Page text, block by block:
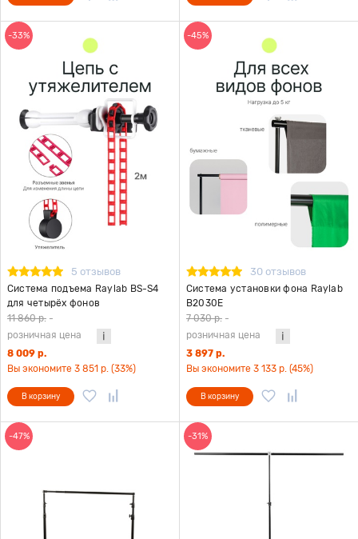
-33%
5 отзывов
Система подъема Raylab BS-S4
для четырёх фонов
11 860 р. -
розничная цена
8 009 р.
Вы экономите 3 851 р. (33%)
В корзину
-45%
30 отзывов
Система установки фона Raylab
B2030E
7 030 р. -
розничная цена
3 897 р.
Вы экономите 3 133 р. (45%)
В корзину
-47% -31%